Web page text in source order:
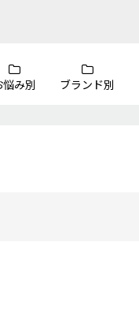
悩み別 ブランド別